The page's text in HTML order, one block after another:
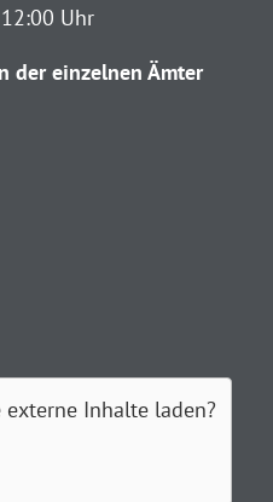
Uhr
der einzelnen Ämter
Inhalte laden?